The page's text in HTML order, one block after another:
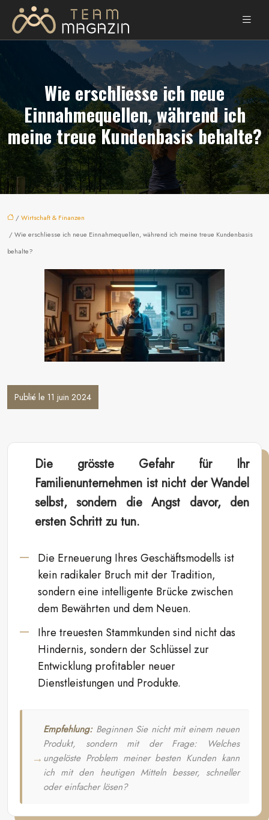
Wie erschliesse ich neue
Einnahmequellen, während ich
meine treue Kundenbasis behalte?
/Wirtschaft & Finanzen
/ Wie erschliesse ich neue Einnahmequellen, während ich meine treue Kundenbasis
behalte?
Publié le 11 juin 2024
Die grösste Gefahr für Ihr
Familienunternehmen ist nicht der Wandel
selbst, sondern die Angst davor, den
ersten Schritt zu tun.
Die Erneuerung Ihres Geschäftsmodells ist
kein radikaler Bruch mit der Tradition,
sondern eine intelligente Brücke zwischen
dem Bewährten und dem Neuen.
Ihre treuesten Stammkunden sind nicht das
Hindernis, sondern der Schlüssel zur
Entwicklung profitabler neuer
Dienstleistungen und Produkte.
Empfehlung:Beginnen Sie nicht mit einem neuen
Produkt, sondern mit der Frage: Welches
ungelöste Problem meiner besten Kunden kann
ich mit den heutigen Mitteln besser, schneller
oder einfacher lösen?